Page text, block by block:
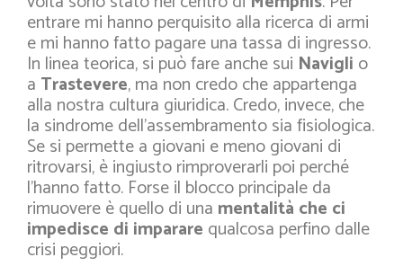
entrare mi hanno perquisito alla ricerca di armi
e mi hanno fatto pagare una tassa di ingresso.
In linea teorica, si può fare anche sui Navigli o
a Trastevere, ma non credo che appartenga
alla nostra cultura giuridica. Credo, invece, che
la sindrome dell’assembramento sia fisiologica.
Se si permette a giovani e meno giovani di
ritrovarsi, è ingiusto rimproverarli poi perché
l’hanno fatto. Forse il blocco principale da
rimuovere è quello di una mentalità che ci
impedisce di imparare qualcosa perfino dalle
crisi peggiori.